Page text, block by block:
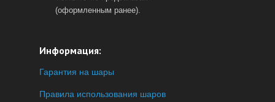
(оформленным ранее).
Информация:
Гарантия на шары
Правила использования шаров